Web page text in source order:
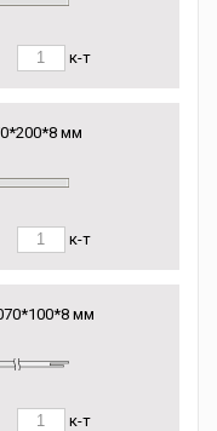
к-т
мм
к-т
мм
к-т